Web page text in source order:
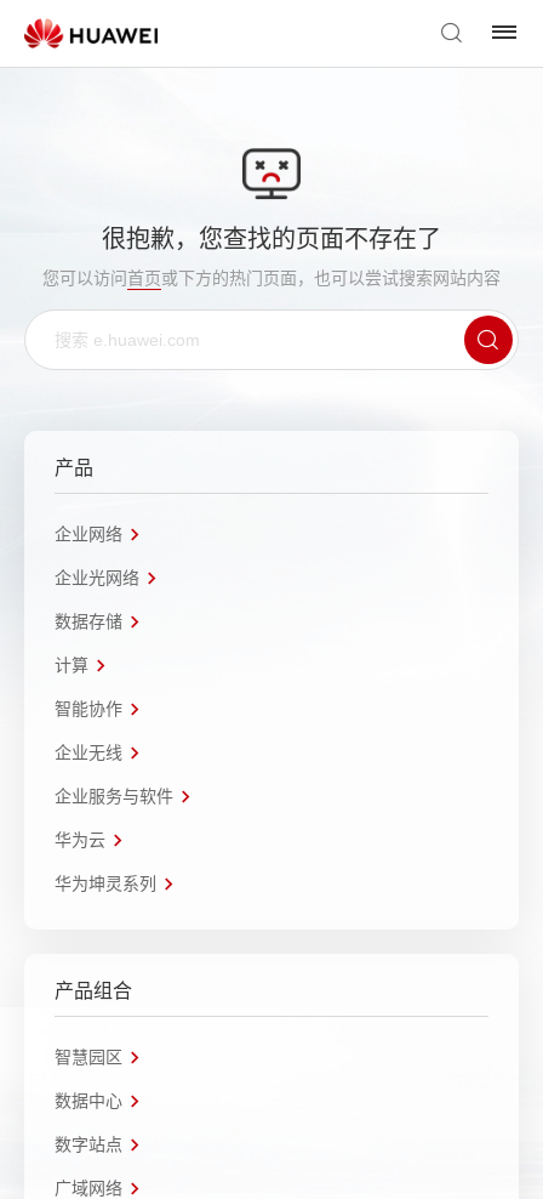
很抱歉，您查找的页面不存在了
您可以访问首页或下方的热门页面，也可以尝试搜索网站内容
产品
企业网络
企业光网络
数据存储
计算
智能协作
企业无线
企业服务与软件
华为云
华为坤灵系列
产品组合
智慧园区
数据中心
数字站点
广域网络